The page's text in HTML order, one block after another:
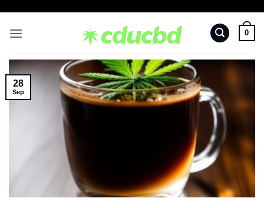
contenu
0
28
Sep